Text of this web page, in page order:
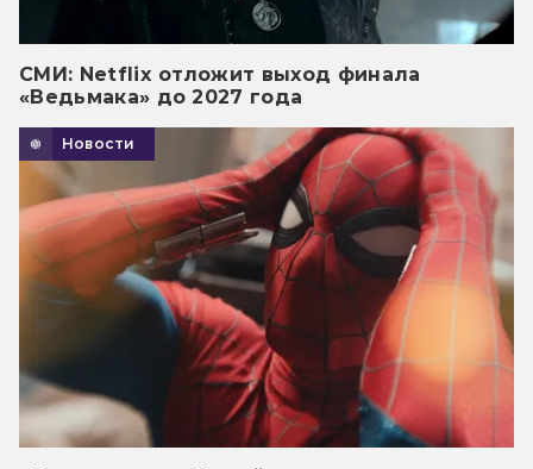
СМИ: Netflix отложит выход финала
«Ведьмака» до 2027 года
Новости